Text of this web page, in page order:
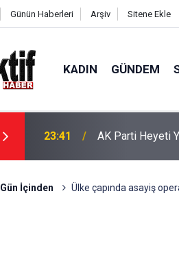
Günün Haberleri Arşiv Sitene Ekle
KADIN GÜNDEM
23:41 AK Parti Heyeti
Gün İçinden Ülke çapında asayiş